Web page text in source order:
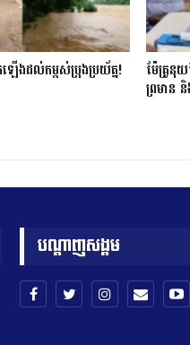
ងដល់កម្ពស់ប្រុងប្រយ័ត្ន! ម៉ែគ្រូនុយ
ព្រមាន
បណ្តាញសង្គម